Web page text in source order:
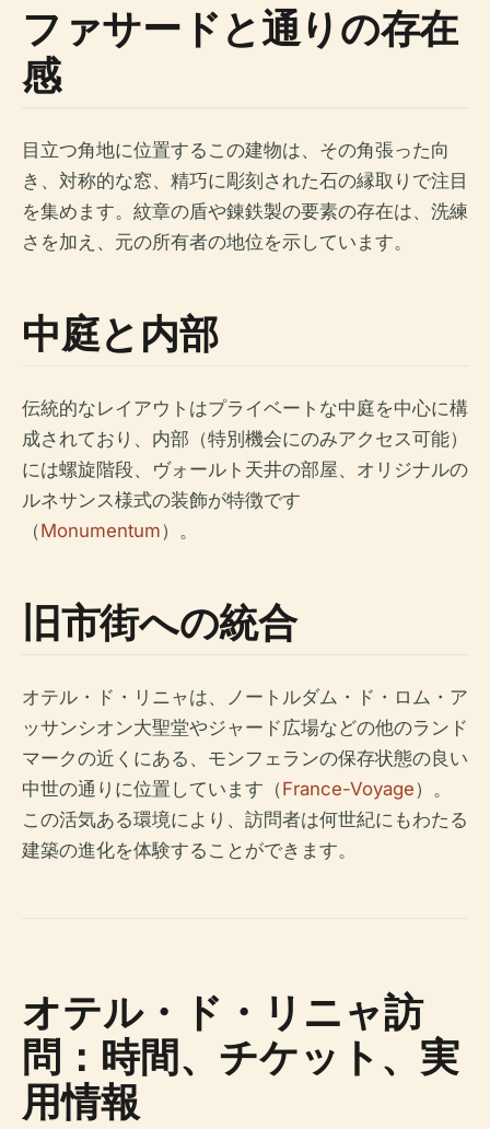
ファサードと通りの存在
感
目立つ角地に位置するこの建物は、その角張った向
き、対称的な窓、精巧に彫刻された石の縁取りで注目
を集めます。紋章の盾や錬鉄製の要素の存在は、洗練
さを加え、元の所有者の地位を示しています。
中庭と内部
伝統的なレイアウトはプライベートな中庭を中心に構
成されており、内部（特別機会にのみアクセス可能）
には螺旋階段、ヴォールト天井の部屋、オリジナルの
ルネサンス様式の装飾が特徴です
（Monumentum）。
旧市街への統合
オテル・ド・リニャは、ノートルダム・ド・ロム・ア
ッサンシオン大聖堂やジャード広場などの他のランド
マークの近くにある、モンフェランの保存状態の良い
中世の通りに位置しています（France-Voyage）。
この活気ある環境により、訪問者は何世紀にもわたる
建築の進化を体験することができます。
オテル・ド・リニャ訪
問：時間、チケット、実
用情報